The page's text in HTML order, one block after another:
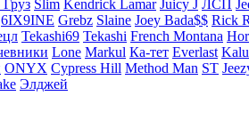
Slim Kendrick Lamar Juicy J ЛСП
6IX9INE Grebz Slaine Joey Bada$$ Rick
Tekashi69 Tekashi French Montana
Lone Markul Ка-тет Everlast
ONYX Cypress Hill Method Man ST
Элджей